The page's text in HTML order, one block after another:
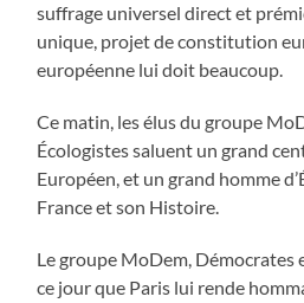
suffrage universel direct et
unique, projet de constitution
européenne lui doit beaucoup.
Ce matin, les élus du groupe
Écologistes saluent un grand
Européen, et un grand homme
France et son Histoire.
Le groupe MoDem, Démocrates
ce jour que Paris lui rende